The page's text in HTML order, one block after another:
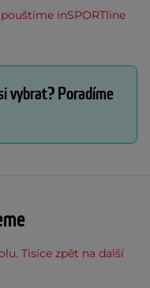
inSPORTline
vybrat? Poradíme
Tisíce zpět na další